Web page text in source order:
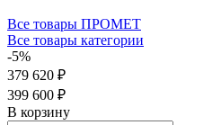
Все товары ПРОМЕТ
Все товары категории
-5%
379 620 ₽
399 600 ₽
В корзину